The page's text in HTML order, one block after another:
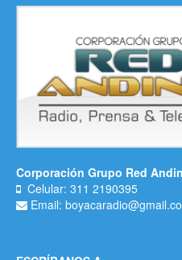
Corporación Grupo Red
Celular: 311 2190395
Email: